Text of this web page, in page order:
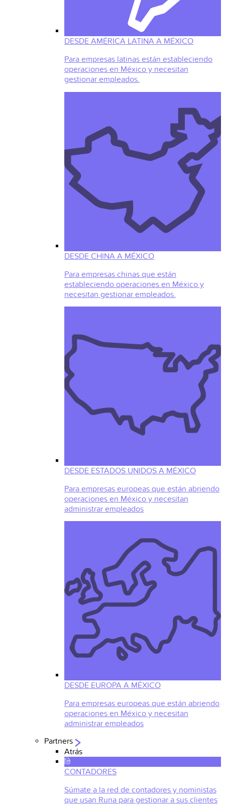
DESDE AMÉRICA LATINA A MÉXICO
Para empresas latinas están estableciendo
operaciones en México y necesitan
gestionar empleados.
DESDE CHINA A MÉXICO
Para empresas chinas que están
estableciendo operaciones en México y
necesitan gestionar empleados.
DESDE ESTADOS UNIDOS A MÉXICO
Para empresas europeas que están abriendo
operaciones en México y necesitan
administrar empleados
DESDE EUROPA A MÉXICO
Para empresas europeas que están abriendo
operaciones en México y necesitan
administrar empleados
Partners
Atrás
CONTADORES
Súmate a la red de contadores y noministas
que usan Runa para gestionar a sus clientes